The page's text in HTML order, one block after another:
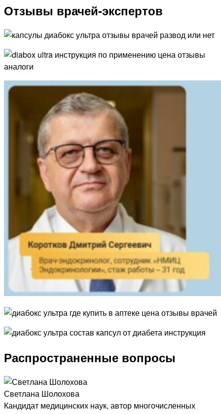
Отзывы врачей-экспертов
Распространенные вопросы
Светлана Шолохова
Кандидат медицинских наук, автор многочисленных